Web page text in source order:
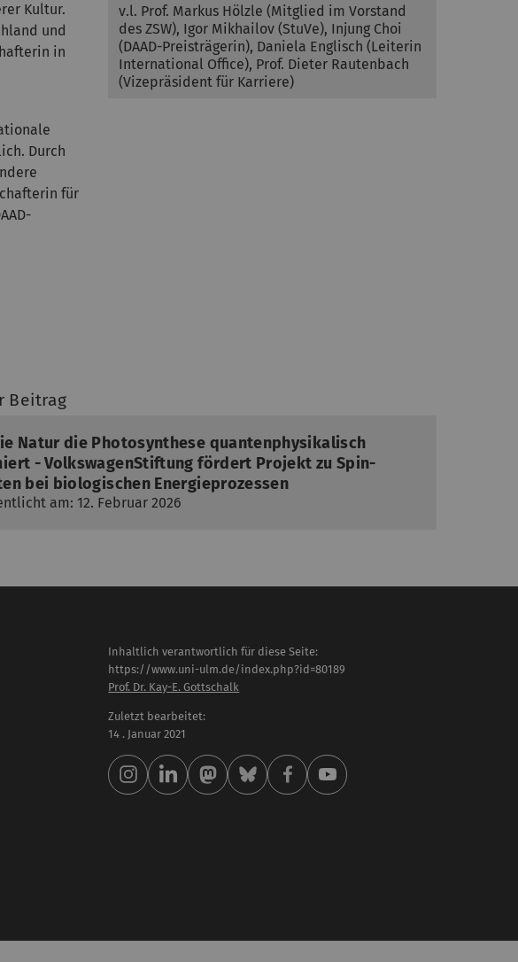
Kultur.
und
in
Durch
für
v.l. Prof. Markus Hölzle (Mitglied im Vorstand
des ZSW), Igor Mikhailov (StuVe), Injung Choi
(DAAD-Preisträgerin), Daniela Englisch (Leiterin
International Office), Prof. Dieter Rautenbach
(Vizepräsident für Karriere)
Beitrag
Natur die Photosynthese quantenphysikalisch
- VolkswagenStiftung fördert Projekt zu Spin-
bei biologischen Energieprozessen
am: 12. Februar 2026
Inhaltlich verantwortlich für diese Seite:
https://www.uni-ulm.de/index.php?id=80189
Prof. Dr. Kay-E. Gottschalk
Zuletzt bearbeitet:
14 . Januar 2021